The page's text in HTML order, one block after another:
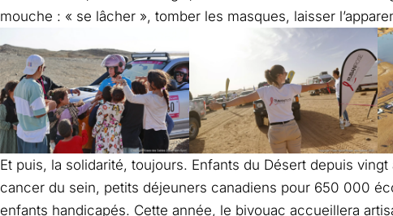
mouche : « se lâcher », tomber les masques, laisser
Et puis, la solidarité, toujours. Enfants du Désert depuis
cancer du sein, petits déjeuners canadiens pour 650 000
enfants handicapés. Cette année, le bivouac accueillera